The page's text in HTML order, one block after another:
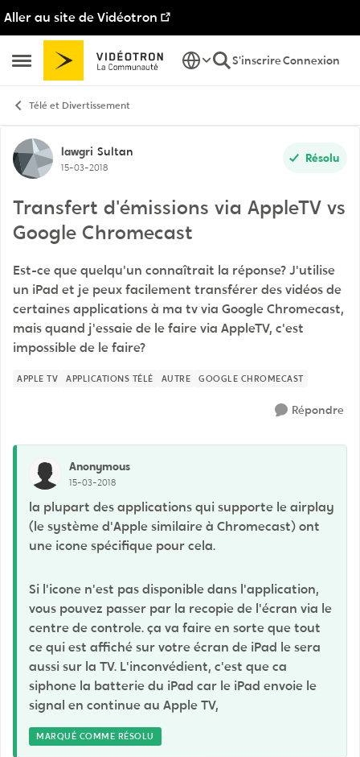
Aller au site de Vidéotron
Ouvrir Menu Latéral
Passer au contenu
S'inscrireConnexion
Télé et Divertissement
Discussion de forum
lawgri Sultan
15-03-2018
Résolu
Transfert d'émissions via AppleTV vs
Google Chromecast
Est-ce que quelqu'un connaîtrait la réponse? J'utilise
un iPad et je peux facilement transférer des vidéos de
certaines applications à ma tv via Google Chromecast,
mais quand j'essaie de le faire via AppleTV, c'est
impossible de le faire?
APPLE TV APPLICATIONS TÉLÉ AUTRE GOOGLE CHROMECAST
Répondre
Anonymous
15-03-2018
la plupart des applications qui supporte le airplay
(le système d'Apple similaire à Chromecast) ont
une icone spécifique pour cela.
Si l'icone n'est pas disponible dans l'application,
vous pouvez passer par la recopie de l'écran via le
centre de controle. ça va faire en sorte que tout
ce qui est affiché sur votre écran de iPad le sera
aussi sur la TV. L'inconvédient, c'est que ca
siphone la batterie du iPad car le iPad envoie le
signal en continue au Apple TV,
MARQUÉ COMME RÉSOLU